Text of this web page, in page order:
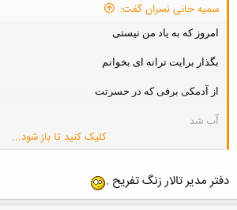
سمیه خانی نسران گفت:
امروز که به یاد من نیستی
بگذار برایت ترانه ای بخوانم
از آدمکی برفی که در حسرتت
آب شد
پاک کردی بدون پرسیدن علت
کلیک کنید تا باز شود...
دفتر مدیر تالار زنگ تفریح .